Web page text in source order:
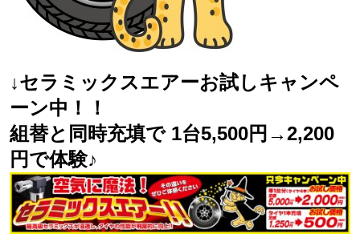
↓セラミックスエアーお試しキャンペ
ーン中！！
組替と同時充填で 1台5,500円→2,200
円で体験♪